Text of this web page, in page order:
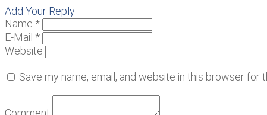
Add Your Reply
Name *
E-Mail *
Website
Save my name, email, and website in this browser for